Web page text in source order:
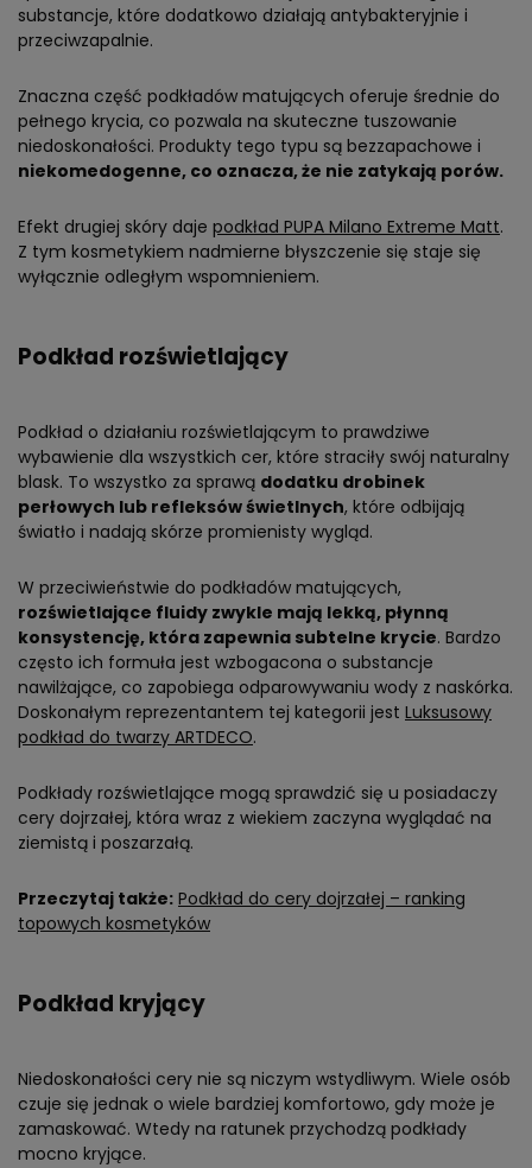
substancje, które dodatkowo działają antybakteryjnie i
przeciwzapalnie.
Znaczna część podkładów matujących oferuje średnie do
pełnego krycia, co pozwala na skuteczne tuszowanie
niedoskonałości. Produkty tego typu są bezzapachowe i
niekomedogenne, co oznacza, że nie zatykają porów.
Efekt drugiej skóry daje podkład PUPA Milano Extreme Matt.
Z tym kosmetykiem nadmierne błyszczenie się staje się
wyłącznie odległym wspomnieniem.
Podkład rozświetlający
Podkład o działaniu rozświetlającym to prawdziwe
wybawienie dla wszystkich cer, które straciły swój naturalny
blask. To wszystko za sprawą dodatku drobinek
perłowych lub refleksów świetlnych, które odbijają
światło i nadają skórze promienisty wygląd.
W przeciwieństwie do podkładów matujących,
rozświetlające fluidy zwykle mają lekką, płynną
konsystencję, która zapewnia subtelne krycie. Bardzo
często ich formuła jest wzbogacona o substancje
nawilżające, co zapobiega odparowywaniu wody z naskórka.
Doskonałym reprezentantem tej kategorii jest Luksusowy
podkład do twarzy ARTDECO.
Podkłady rozświetlające mogą sprawdzić się u posiadaczy
cery dojrzałej, która wraz z wiekiem zaczyna wyglądać na
ziemistą i poszarzałą.
Przeczytaj także: Podkład do cery dojrzałej – ranking
topowych kosmetyków
Podkład kryjący
Niedoskonałości cery nie są niczym wstydliwym. Wiele osób
czuje się jednak o wiele bardziej komfortowo, gdy może je
zamaskować. Wtedy na ratunek przychodzą podkłady
mocno kryjące.